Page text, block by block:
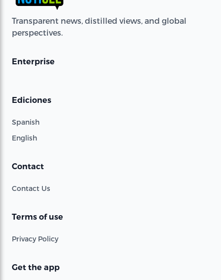
Transparent news, distilled views, and global
perspectives.
Enterprise
Ediciones
Spanish
English
Contact
Contact Us
Terms of use
Privacy Policy
Get the app